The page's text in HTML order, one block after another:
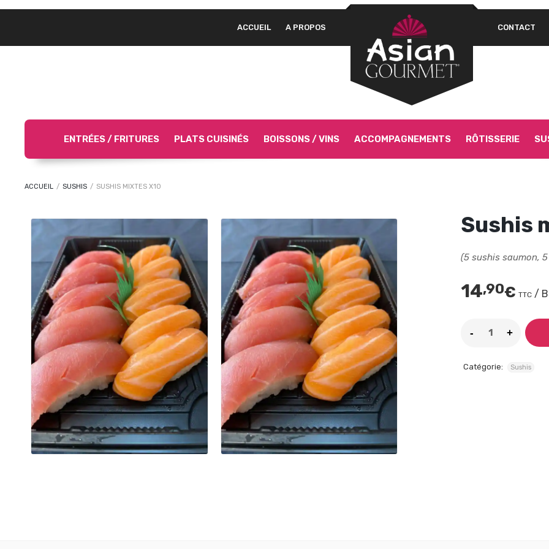
CONTACT
ACCUEIL A PROPOS
OBLIGATOIRE
SE CONNECTER
Mot de passe perdu ?
ENTRÉES / FRITURES PLATS CUISINÉS BOISSONS / VINS ACCOMPAGNEMENTS RÔTISSERIE
ACCUEIL / SUSHIS / SUSHIS MIXTES X10
Sushis
(5 sushis saumon,
14,90€ TTC /
Catégorie: Sushis